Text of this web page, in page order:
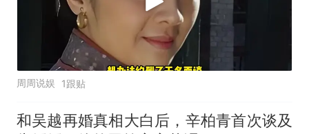
周周说娱 1跟贴
和吴越再婚真相大白后，辛柏青首次谈及